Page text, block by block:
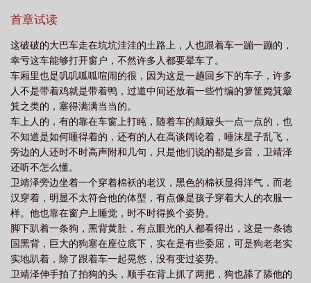
首章试读
这破破的大巴车走在坑坑洼洼的土路上，人也跟着车一蹦一蹦的，
幸亏这车能够打开窗户，不然许多人都要晕车了。
车厢里也是叽叽呱呱喧闹的很，因为这是一趟回乡下的车子，许多
人不是带着鸡就是带着鸭，过道中间还放着一些竹编的箩筐箢箕簸
箕之类的，塞得满满当当的。
车上人的，有的靠在车窗上打盹，随着车的颠簸头一点一点的，也
不知道是如何睡得着的，还有的人在高谈阔论着，唾沫星子乱飞，
旁边的人还时不时高声附和几句，只是他们说的都是乡音，卫靖泽
还听不怎么懂。
卫靖泽旁边坐着一个穿着棉袄的老汉，黑色的棉袄显得洋气，而老
汉穿着，明显不太符合他的体型，有点像是孩子穿着大人的衣服一
样。他也靠在窗户上睡觉，时不时得换个姿势。
脚下趴着一条狗，黑背黄肚，有点眼光的人都看得出，这是一条德
国黑背，巨大的狗塞在座位底下，实在是有些委屈，可是狗老老实
实地趴着，除了跟着车一起晃悠，没有变过姿势。
卫靖泽伸手拍了拍狗的头，顺手在背上抓了两把，狗也舔了舔他的